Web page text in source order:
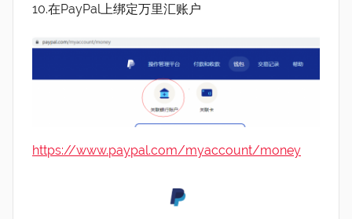
10.在PayPal上绑定万里汇账户
https://www.paypal.com/myaccount/money